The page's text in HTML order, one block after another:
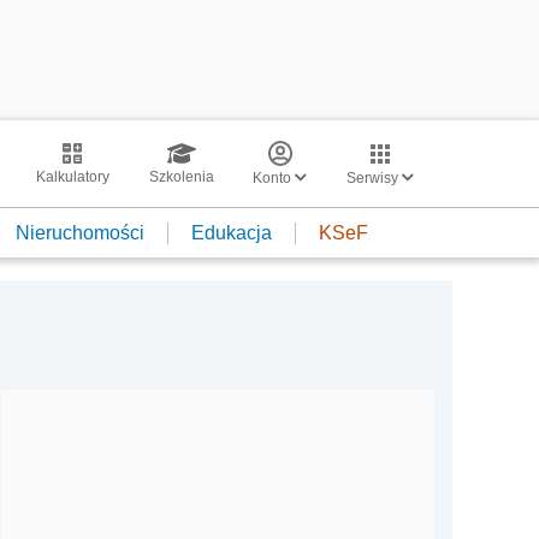
Kalkulatory Szkolenia Konto Serwisy
Nieruchomości Edukacja KSeF